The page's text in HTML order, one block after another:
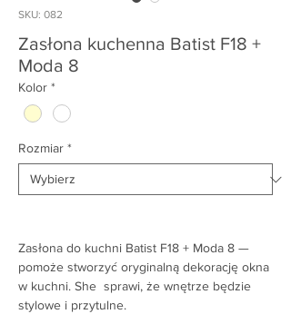
SKU: 082
Zasłona kuchenna Batist F18 +
Moda 8
Kolor *
Rozmiar *
Zasłona do kuchni Batist F18 + Moda 8 —
pomoże stworzyć oryginalną dekorację okna
w kuchni. She sprawi, że wnętrze będzie
stylowe i przytulne.